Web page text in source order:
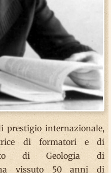
prestigio internazionale,
di formatori e di
di Geologia di
ha vissuto 50 anni di